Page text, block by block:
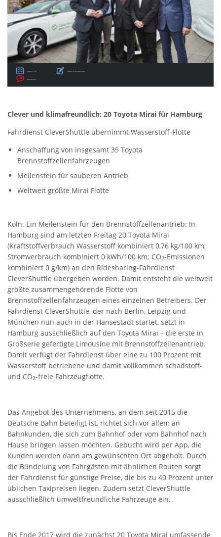
Clever und klimafreundlich: 20 Toyota Mirai für Hamburg
Fahrdienst CleverShuttle übernimmt Wasserstoff-Flotte
Anschaffung von insgesamt 35 Toyota
Brennstoffzellenfahrzeugen
Meilenstein für sauberen Antrieb
Weltweit größte Mirai Flotte
Köln. Ein Meilenstein für den Brennstoffzellenantrieb: In
Hamburg sind am letzten Freitag 20 Toyota Mirai
(Kraftstoffverbrauch Wasserstoff kombiniert 0,76 kg/100 km;
Stromverbrauch kombiniert 0 kWh/100 km; CO2-Emissionen
kombiniert 0 g/km) an den Ridesharing-Fahrdienst
CleverShuttle übergeben worden. Damit entsteht die weltweit
größte zusammengehörende Flotte von
Brennstoffzellenfahrzeugen eines einzelnen Betreibers. Der
Fahrdienst CleverShuttle, der nach Berlin, Leipzig und
München nun auch in der Hansestadt startet, setzt in
Hamburg ausschließlich auf den Toyota Mirai – die erste in
Großserie gefertigte Limousine mit Brennstoffzellenantrieb.
Damit verfügt der Fahrdienst über eine zu 100 Prozent mit
Wasserstoff betriebene und damit vollkommen schadstoff-
und CO2-freie Fahrzeugflotte.
Das Angebot des Unternehmens, an dem seit 2015 die
Deutsche Bahn beteiligt ist, richtet sich vor allem an
Bahnkunden, die sich zum Bahnhof oder vom Bahnhof nach
Hause bringen lassen möchten. Gebucht wird per App, die
Kunden werden dann am gewünschten Ort abgeholt. Durch
die Bündelung von Fahrgästen mit ähnlichen Routen sorgt
der Fahrdienst für günstige Preise, die bis zu 40 Prozent unter
üblichen Taxipreisen liegen. Zudem setzt CleverShuttle
ausschließlich umweltfreundliche Fahrzeuge ein.
Bis Ende 2017 wird die zunächst 20 Toyota Mirai umfassende